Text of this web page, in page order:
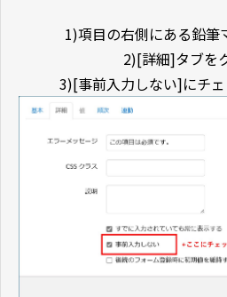
1)項目の右側にある鉛筆
2)[詳細]タブを
3)[事前入力しない]にチ